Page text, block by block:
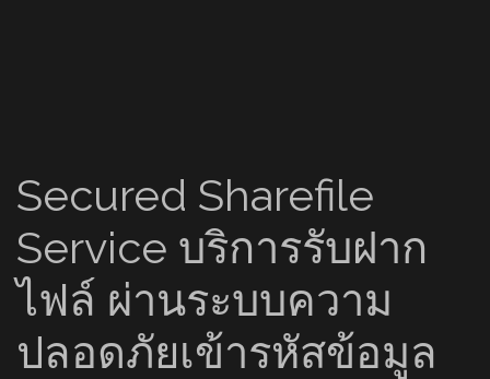
Secured Sharefile
Service บริการรับฝาก
ไฟล์ ผ่านระบบความ
ปลอดภัยเข้ารหัสข้อมูล